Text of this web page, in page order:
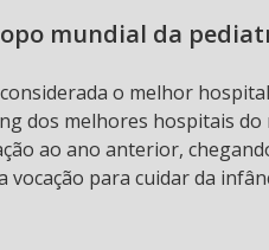
mundial da
o melhor
dos melhores hospitais
ao ano anterior,
para cuidar da